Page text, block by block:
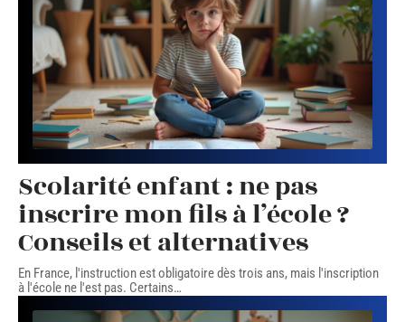
Scolarité enfant : ne pas
inscrire mon fils à l’école ?
Conseils et alternatives
En France, l'instruction est obligatoire dès trois ans, mais l'inscription
à l'école ne l'est pas. Certains…